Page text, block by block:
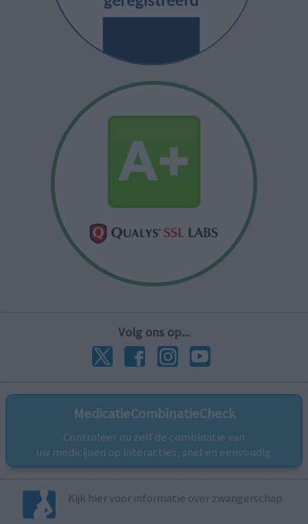
Volg ons op...
MedicatieCombinatieCheck
Controleer nu zelf de combinatie van
uw medicijnen op interacties, snel en eenvoudig.
Kijk hier voor informatie over zwangerschap.